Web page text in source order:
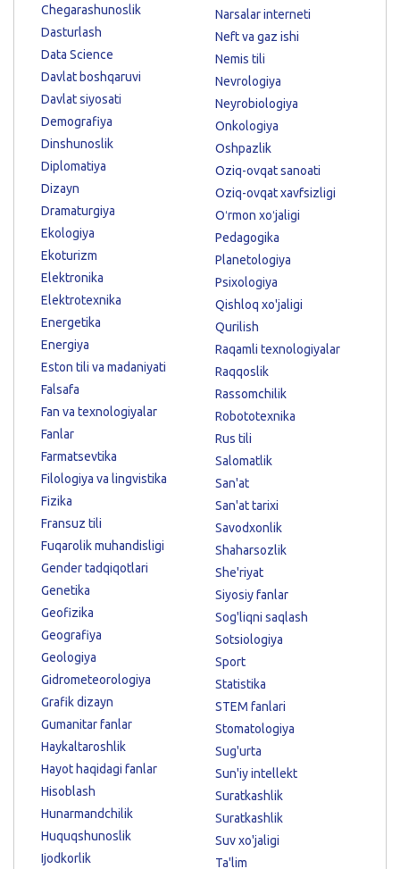
Chegarashunoslik
Dasturlash
Data Science
Davlat boshqaruvi
Davlat siyosati
Demografiya
Dinshunoslik
Diplomatiya
Dizayn
Dramaturgiya
Ekologiya
Ekoturizm
Elektronika
Elektrotexnika
Energetika
Energiya
Eston tili va madaniyati
Falsafa
Fan va texnologiyalar
Fanlar
Farmatsevtika
Filologiya va lingvistika
Fizika
Fransuz tili
Fuqarolik muhandisligi
Gender tadqiqotlari
Genetika
Geofizika
Geografiya
Geologiya
Gidrometeorologiya
Grafik dizayn
Gumanitar fanlar
Haykaltaroshlik
Hayot haqidagi fanlar
Hisoblash
Hunarmandchilik
Huquqshunoslik
Ijodkorlik
Narsalar interneti
Neft va gaz ishi
Nemis tili
Nevrologiya
Neyrobiologiya
Onkologiya
Oshpazlik
Oziq-ovqat sanoati
Oziq-ovqat xavfsizligi
Oʻrmon xoʻjaligi
Pedagogika
Planetologiya
Psixologiya
Qishloq xo'jaligi
Qurilish
Raqamli texnologiyalar
Raqqoslik
Rassomchilik
Robototexnika
Rus tili
Salomatlik
San'at
San'at tarixi
Savodxonlik
Shaharsozlik
She'riyat
Siyosiy fanlar
Sog'liqni saqlash
Sotsiologiya
Sport
Statistika
STEM fanlari
Stomatologiya
Sug'urta
Sun'iy intellekt
Suratkashlik
Suratkashlik
Suv xo'jaligi
Ta'lim